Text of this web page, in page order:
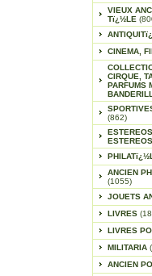
VIEUX
Tï¿½LE
CINEMA,
CIRQUE,
PARFUMS
(862)
ANCIEN
(1055)
JOUETS
LIVRES
LIVRES
MILITARIA
ANCIEN